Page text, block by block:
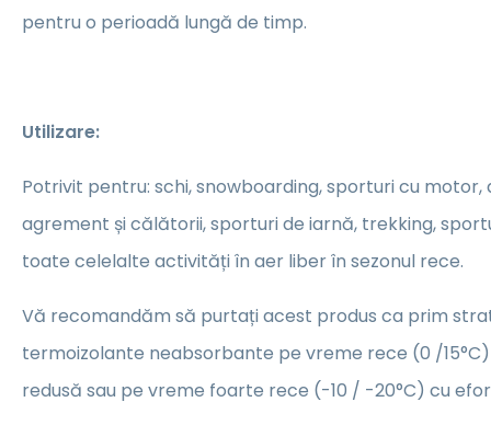
pentru o perioadă lungă de timp.
Utilizare:
Potrivit pentru: schi, snowboarding, sporturi cu motor,
agrement și călătorii, sporturi de iarnă, trekking,
toate celelalte activități în aer liber în sezonul rece.
Vă recomandăm să purtați acest produs ca prim
termoizolante neabsorbante pe vreme rece (0 /
redusă sau pe vreme foarte rece (-10 / -20°C) cu